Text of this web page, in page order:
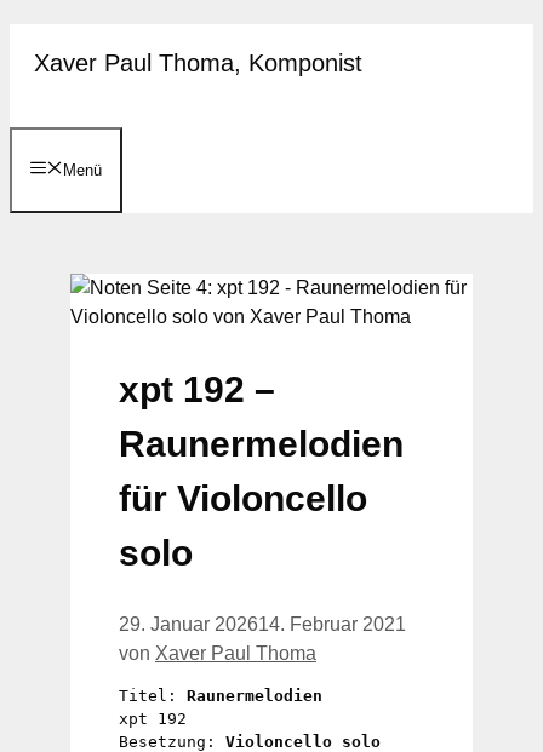
InhaltXaver Paul Thoma, Komponist
Menü
xpt 192 –
Raunermelodien
für Violoncello
solo
29. Januar 202614. Februar 2021
von Xaver Paul Thoma
Titel: Raunermelodien
xpt 192
Besetzung: Violoncello solo